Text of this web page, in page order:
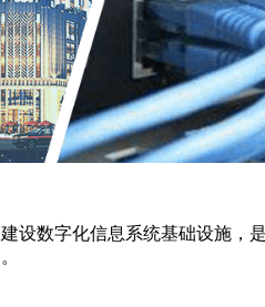
设数字化信息系统基础设施，